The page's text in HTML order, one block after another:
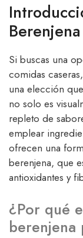
Si buscas una
comidas
una elección
no solo es
repleto de
emplear
ofrecen una
berenjena, que
antioxidantes y
¿Por qué
berenjena